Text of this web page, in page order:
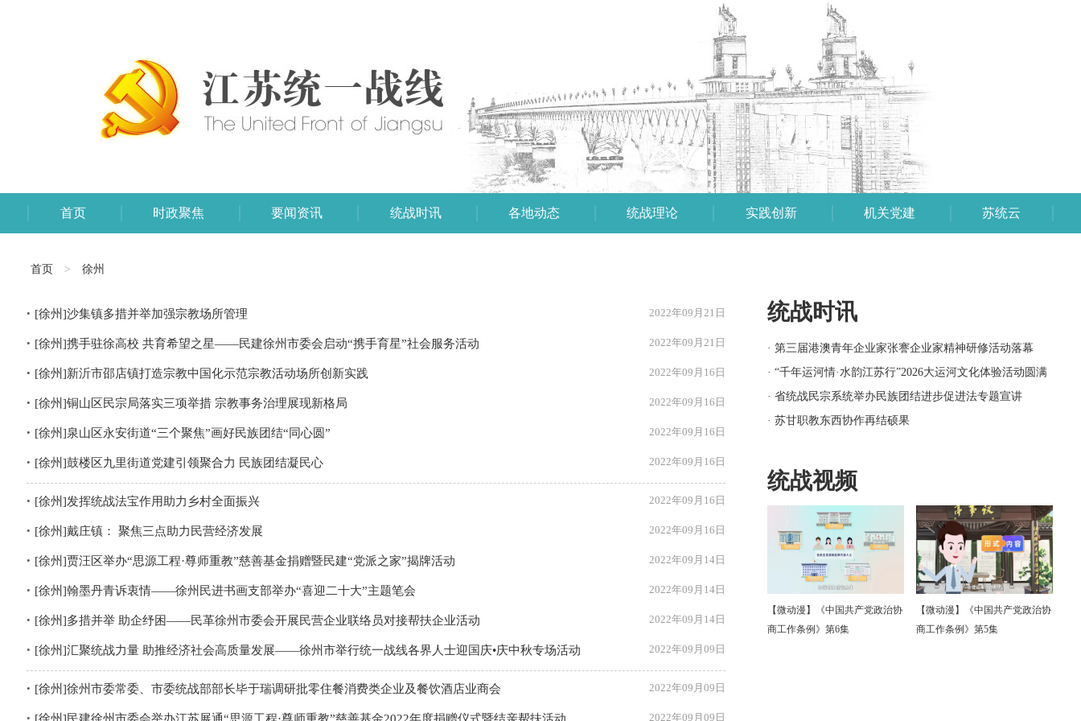
首页 时政聚焦 要闻资讯 统战时讯 各地动态 统战理论 实践创新 机关党建 苏统云
首页 > 徐州
[徐州]沙集镇多措并举加强宗教场所管理 2022年09月21日
[徐州]携手驻徐高校 共育希望之星——民建徐州市委会启动“携手育星”社会服务活动 2022年09月21日
[徐州]新沂市邵店镇打造宗教中国化示范宗教活动场所创新实践 2022年09月16日
[徐州]铜山区民宗局落实三项举措 宗教事务治理展现新格局 2022年09月16日
[徐州]泉山区永安街道“三个聚焦”画好民族团结“同心圆” 2022年09月16日
[徐州]鼓楼区九里街道党建引领聚合力 民族团结凝民心 2022年09月16日
[徐州]发挥统战法宝作用助力乡村全面振兴 2022年09月16日
[徐州]戴庄镇： 聚焦三点助力民营经济发展 2022年09月16日
[徐州]贾汪区举办“思源工程·尊师重教”慈善基金捐赠暨民建“党派之家”揭牌活动 2022年09月14日
[徐州]翰墨丹青诉衷情——徐州民进书画支部举办“喜迎二十大”主题笔会 2022年09月14日
[徐州]多措并举 助企纾困——民革徐州市委会开展民营企业联络员对接帮扶企业活动 2022年09月14日
[徐州]汇聚统战力量 助推经济社会高质量发展——徐州市举行统一战线各界人士迎国庆•庆中秋专场活动 2022年09月09日
[徐州]徐州市委常委、市委统战部部长毕于瑞调研批零住餐消费类企业及餐饮酒店业商会 2022年09月09日
2022年09月09日
统战时讯
· 第三届港澳青年企业家张謇企业家精神研修活动落幕
· “千年运河情·水韵江苏行”2026大运河文化体验活动圆满
结营
· 省统战民宗系统举办民族团结进步促进法专题宣讲
· 苏甘职教东西协作再结硕果
统战视频
【微动漫】《中国共产党政治协
商工作条例》第6集
【微动漫】《中国共产党政治协
商工作条例》第5集